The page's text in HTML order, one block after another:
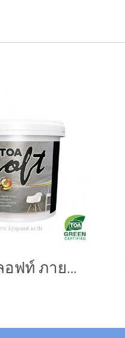
ทีโอเอ ลอฟท์ ภายนอก